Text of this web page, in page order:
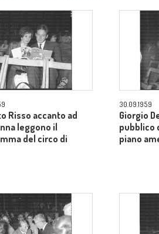
Risso accanto ad
leggono il
del circo di
30.09.1959
Giorgio
pubblico
piano